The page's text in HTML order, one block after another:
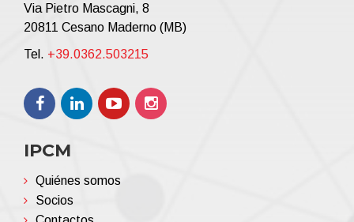
Via Pietro Mascagni, 8
20811 Cesano Maderno (MB)
Tel. +39.0362.503215
IPCM
Quiénes somos
Socios